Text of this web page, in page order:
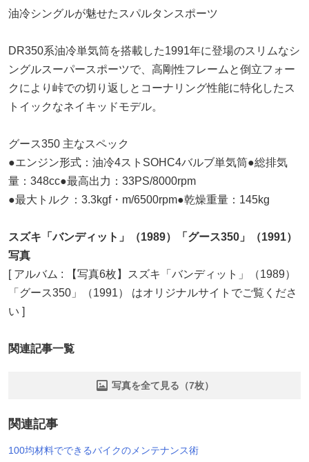
油冷シングルが魅せたスパルタンスポーツ
DR350系油冷単気筒を搭載した1991年に登場のスリムなシ
ングルスーパースポーツで、高剛性フレームと倒立フォー
クにより峠での切り返しとコーナリング性能に特化したス
トイックなネイキッドモデル。
グース350 主なスペック
●エンジン形式：油冷4ストSOHC4バルブ単気筒●総排気
量：348cc●最高出力：33PS/8000rpm
●最大トルク：3.3kgf・m/6500rpm●乾燥重量：145kg
スズキ「バンディット」（1989）「グース350」（1991）
写真
[ アルバム : 【写真6枚】スズキ「バンディット」（1989）
「グース350」（1991） はオリジナルサイトでご覧くださ
い ]
関連記事一覧
写真を全て見る（7枚）
関連記事
100均材料でできるバイクのメンテナンス術